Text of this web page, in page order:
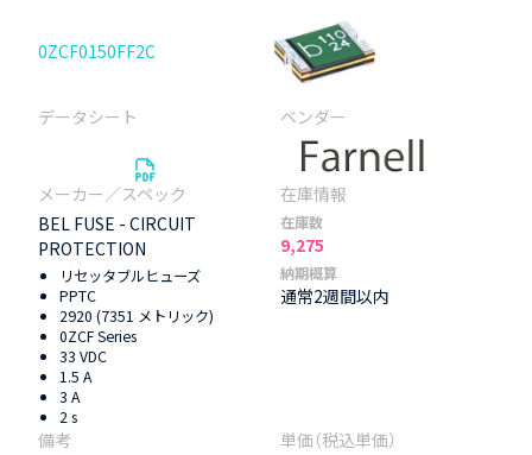
0ZCF0150FF2C
BEL FUSE - CIRCUIT
PROTECTION
リセッタブルヒューズ
PPTC
2920 (7351 メトリック)
0ZCF Series
33 VDC
1.5 A
3 A
2 s
在庫数
9,275
納期概算
通常2週間以内